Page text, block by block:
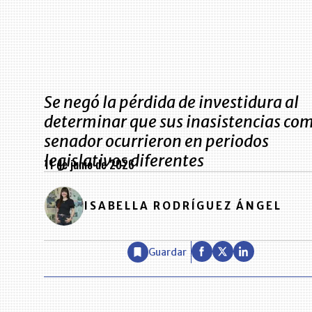
Se negó la pérdida de investidura al
determinar que sus inasistencias
senador ocurrieron en periodos
legislativos diferentes
11 de junio de 2026
ISABELLA RODRÍGUEZ ÁNGEL
Guardar